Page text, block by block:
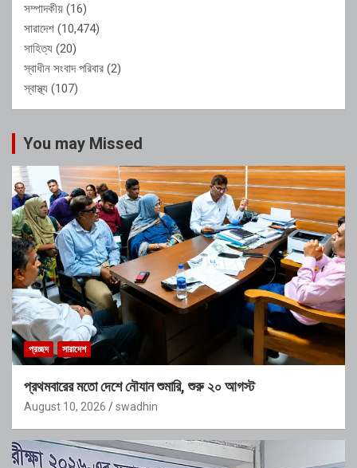
সম্পাদকীয় (16)
সারাদেশ (10,474)
সাহিত্য (20)
স্বাধীন সংবাদ পরিবার (2)
স্বাস্থ্য (107)
You may Missed
প্রচ্ছদ সারাদেশ
প্রথমবারের মতো দেশে নৌযান শুমারি, শুরু ২০ আগস্ট
August 10, 2026 swadhin